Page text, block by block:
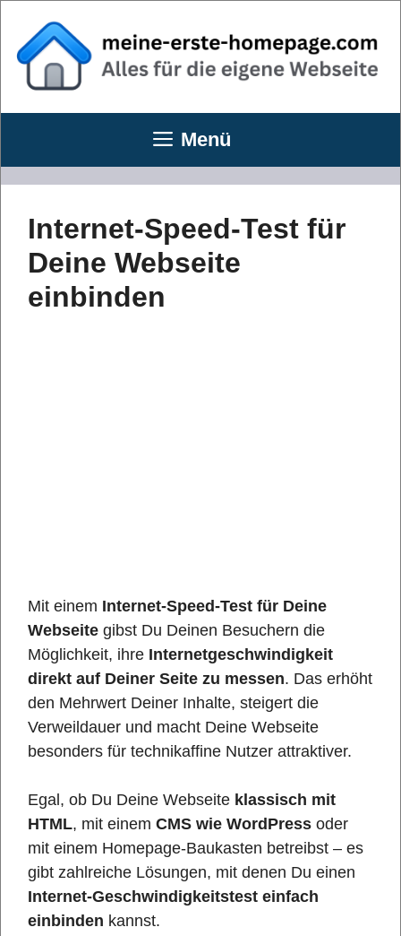
Inhalt
springen
Menü
Internet-Speed-Test für
Deine Webseite
einbinden
Mit einem Internet-Speed-Test für Deine
Webseite gibst Du Deinen Besuchern die
Möglichkeit, ihre Internetgeschwindigkeit
direkt auf Deiner Seite zu messen. Das erhöht
den Mehrwert Deiner Inhalte, steigert die
Verweildauer und macht Deine Webseite
besonders für technikaffine Nutzer attraktiver.
Egal, ob Du Deine Webseite klassisch mit
HTML, mit einem CMS wie WordPress oder
mit einem Homepage-Baukasten betreibst – es
gibt zahlreiche Lösungen, mit denen Du einen
Internet-Geschwindigkeitstest einfach
einbinden kannst.